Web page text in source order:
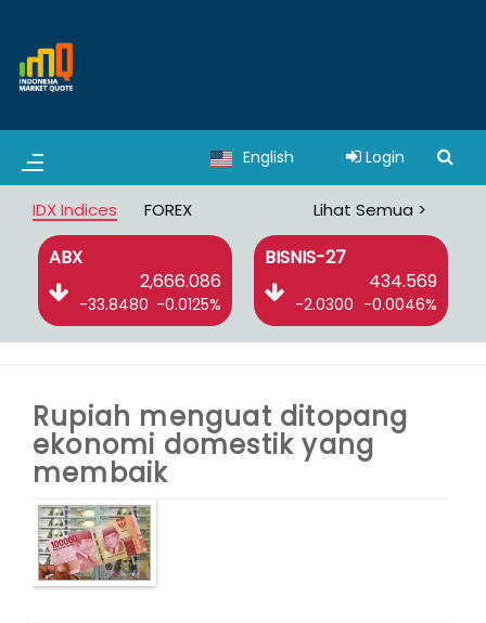
English Login
IDX Indices FOREX Lihat Semua >
BISNIS-27
434.569
-2.0300 -0.0046%
DBX
3,056.628
1.0850 0.0004%
Rupiah menguat ditopang
ekonomi domestik yang
membaik